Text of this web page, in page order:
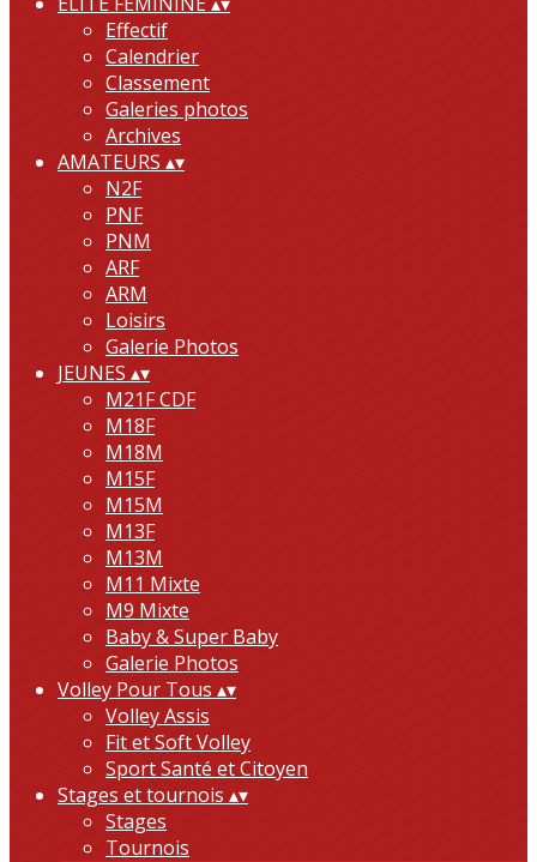
Effectif
Calendrier
Classement
Galeries photos
Archives
AMATEURS ▴▾
N2F
PNF
PNM
ARF
ARM
Loisirs
Galerie Photos
JEUNES ▴▾
M21F CDF
M18F
M18M
M15F
M15M
M13F
M13M
M11 Mixte
M9 Mixte
Baby & Super Baby
Galerie Photos
Volley Pour Tous ▴▾
Volley Assis
Fit et Soft Volley
Sport Santé et Citoyen
Stages et tournois ▴▾
Stages
Tournois